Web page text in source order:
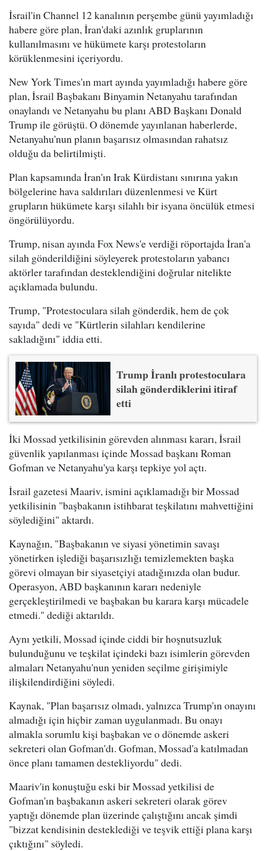
İsrail'in Channel 12 kanalının perşembe günü yayımladığı
habere göre plan, İran'daki azınlık gruplarının
kullanılmasını ve hükümete karşı protestoların
körüklenmesini içeriyordu.
New York Times'ın mart ayında yayımladığı habere göre
plan, İsrail Başbakanı Binyamin Netanyahu tarafından
onaylandı ve Netanyahu bu planı ABD Başkanı Donald
Trump ile görüştü. O dönemde yayınlanan haberlerde,
Netanyahu'nun planın başarısız olmasından rahatsız
olduğu da belirtilmişti.
Plan kapsamında İran'ın Irak Kürdistanı sınırına yakın
bölgelerine hava saldırıları düzenlenmesi ve Kürt
grupların hükümete karşı silahlı bir isyana öncülük etmesi
öngörülüyordu.
Trump, nisan ayında Fox News'e verdiği röportajda İran'a
silah gönderildiğini söyleyerek protestoların yabancı
aktörler tarafından desteklendiğini doğrular nitelikte
açıklamada bulundu.
Trump, "Protestoculara silah gönderdik, hem de çok
sayıda" dedi ve "Kürtlerin silahları kendilerine
sakladığını" iddia etti.
Trump İranlı protestoculara
silah gönderdiklerini itiraf
etti
İki Mossad yetkilisinin görevden alınması kararı, İsrail
güvenlik yapılanması içinde Mossad başkanı Roman
Gofman ve Netanyahu'ya karşı tepkiye yol açtı.
İsrail gazetesi Maariv, ismini açıklamadığı bir Mossad
yetkilisinin "başbakanın istihbarat teşkilatını mahvettiğini
söylediğini" aktardı.
Kaynağın, "Başbakanın ve siyasi yönetimin savaşı
yönetirken işlediği başarısızlığı temizlemekten başka
görevi olmayan bir siyasetçiyi atadığınızda olan budur.
Operasyon, ABD başkanının kararı nedeniyle
gerçekleştirilmedi ve başbakan bu karara karşı mücadele
etmedi." dediği aktarıldı.
Aynı yetkili, Mossad içinde ciddi bir hoşnutsuzluk
bulunduğunu ve teşkilat içindeki bazı isimlerin görevden
almaları Netanyahu'nun yeniden seçilme girişimiyle
ilişkilendirdiğini söyledi.
Kaynak, "Plan başarısız olmadı, yalnızca Trump'ın onayını
almadığı için hiçbir zaman uygulanmadı. Bu onayı
almakla sorumlu kişi başbakan ve o dönemde askeri
sekreteri olan Gofman'dı. Gofman, Mossad'a katılmadan
önce planı tamamen destekliyordu" dedi.
Maariv'in konuştuğu eski bir Mossad yetkilisi de
Gofman'ın başbakanın askeri sekreteri olarak görev
yaptığı dönemde plan üzerinde çalıştığını ancak şimdi
"bizzat kendisinin desteklediği ve teşvik ettiği plana karşı
çıktığını" söyledi.